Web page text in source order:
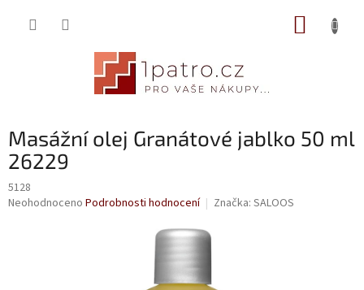
Masážní olej Granátové jablko 50 ml
26229
5128
Průměrné
Neohodnoceno Podrobnosti hodnocení Značka: SALOOS